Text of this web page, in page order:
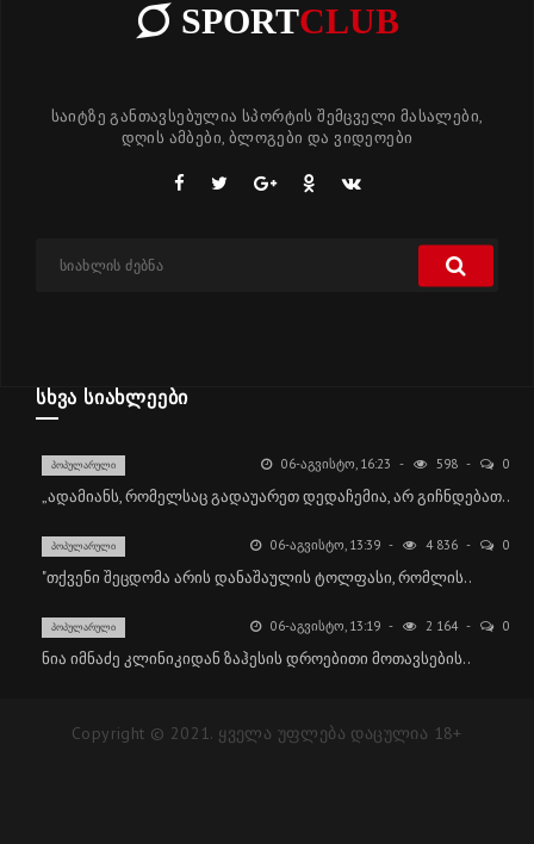
SPORTCLUB
საიტზე განთავსებულია სპორტის შემცველი მასალები,
დღის ამბები, ბლოგები და ვიდეოები
ᲡᲮᲕᲐ ᲡᲘᲐᲮᲚᲔᲔᲑᲘ
ᲞᲝᲞᲣᲚᲐᲠᲣᲚᲘ 06-ᲐᲒᲕᲘᲡᲢᲝ, 16:23 598 0
„ადამიანს, რომელსაც გადაუარეთ დედაჩემია, არ გიჩნდებათ..
ᲞᲝᲞᲣᲚᲐᲠᲣᲚᲘ 06-ᲐᲒᲕᲘᲡᲢᲝ, 13:39 4 836 0
"თქვენი შეცდომა არის დანაშაულის ტოლფასი, რომ­ლის..
ᲞᲝᲞᲣᲚᲐᲠᲣᲚᲘ 06-ᲐᲒᲕᲘᲡᲢᲝ, 13:19 2 164 0
ნია იმნაძე კლინიკიდან ზაჰესის დროებითი მოთავსების..
Copyright © 2021. ყველა უფლება დაცულია 18+